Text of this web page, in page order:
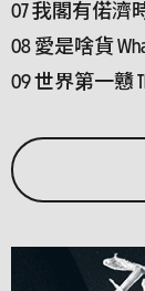
07 我閣有偌濟
08 愛是啥貨
09 世界第一戇